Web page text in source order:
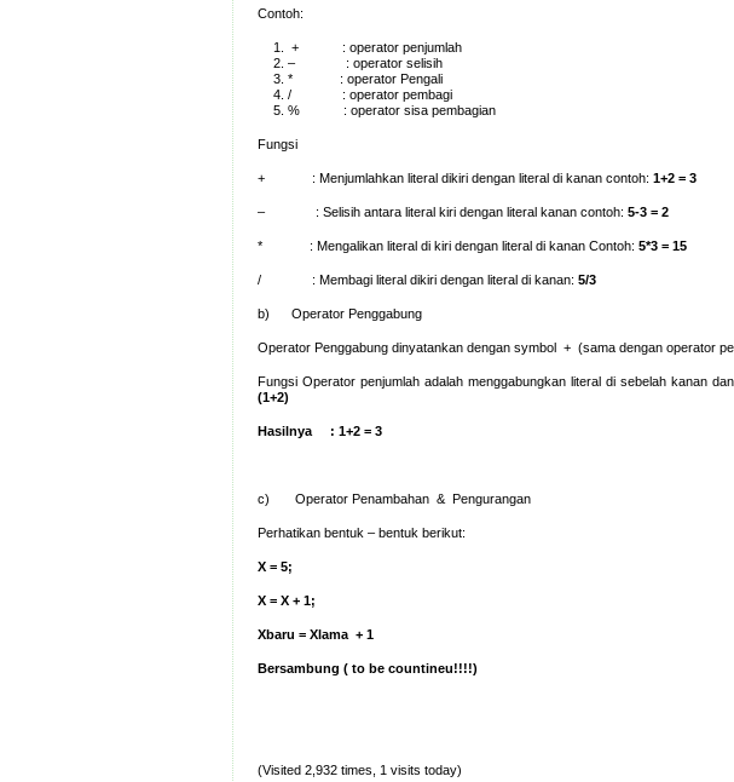
Contoh:
+ : operator penjumlah
– : operator selisih
* : operator Pengali
/ : operator pembagi
% : operator sisa pembagian
Fungsi
+ : Menjumlahkan literal dikiri dengan literal di kanan contoh: 1+2 = 3
– : Selisih antara literal kiri dengan literal kanan contoh: 5-3 = 2
* : Mengalikan literal di kiri dengan literal di kanan Contoh: 5*3 = 15
/ : Membagi literal dikiri dengan literal di kanan: 5/3
b) Operator Penggabung
Operator Penggabung dinyatankan dengan symbol + (sama dengan operator
Fungsi Operator penjumlah adalah menggabungkan literal di sebelah kanan
(1+2)
Hasilnya : 1+2 = 3
c) Operator Penambahan & Pengurangan
Perhatikan bentuk – bentuk berikut:
X = 5;
X = X + 1;
Xbaru = Xlama + 1
Bersambung ( to be countineu!!!!)
(Visited 2,932 times, 1 visits today)